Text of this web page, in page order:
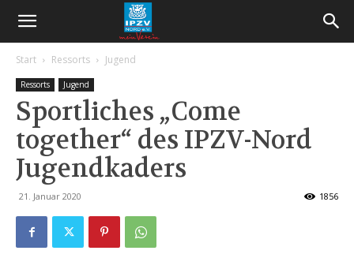
Start Ressorts Jugend
Ressorts Jugend
Sportliches „Come
together“ des IPZV-Nord
Jugendkaders
21. Januar 2020 1856